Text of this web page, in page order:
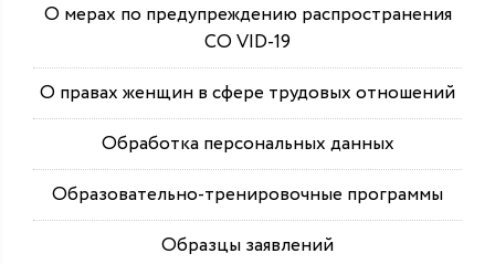
О мерах по предупреждению распространения
СО VID-19
О правах женщин в сфере трудовых отношений
Обработка персональных данных
Образовательно-тренировочные программы
Образцы заявлений